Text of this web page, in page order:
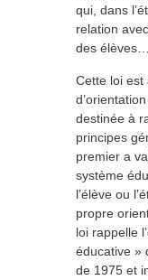
qui, dans
relation
des
Cette loi est
destinée à
principes
premier a
système
l’élève ou
propre
loi rappelle
éducative »
de 1975 et